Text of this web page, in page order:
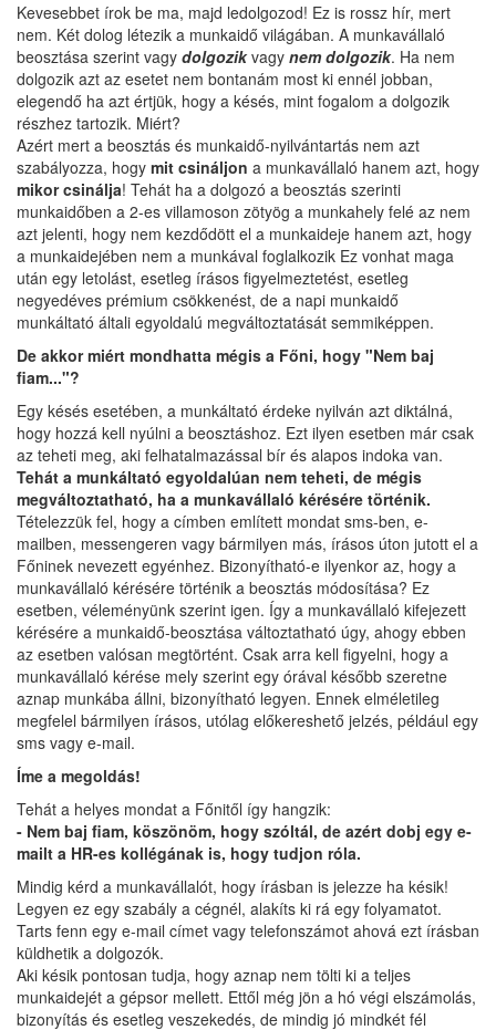
Kevesebbet írok be ma, majd ledolgozod! Ez is rossz hír, mert
nem. Két dolog létezik a munkaidő világában. A munkavállaló
beosztása szerint vagy dolgozik vagy nem dolgozik. Ha nem
dolgozik azt az esetet nem bontanám most ki ennél jobban,
elegendő ha azt értjük, hogy a késés, mint fogalom a dolgozik
részhez tartozik. Miért?
Azért mert a beosztás és munkaidő-nyilvántartás nem azt
szabályozza, hogy mit csináljon a munkavállaló hanem azt, hogy
mikor csinálja! Tehát ha a dolgozó a beosztás szerinti
munkaidőben a 2-es villamoson zötyög a munkahely felé az nem
azt jelenti, hogy nem kezdődött el a munkaideje hanem azt, hogy
a munkaidejében nem a munkával foglalkozik Ez vonhat maga
után egy letolást, esetleg írásos figyelmeztetést, esetleg
negyedéves prémium csökkenést, de a napi munkaidő
munkáltató általi egyoldalú megváltoztatását semmiképpen.
De akkor miért mondhatta mégis a Főni, hogy "Nem baj
fiam..."?
Egy késés esetében, a munkáltató érdeke nyilván azt diktálná,
hogy hozzá kell nyúlni a beosztáshoz. Ezt ilyen esetben már csak
az teheti meg, aki felhatalmazással bír és alapos indoka van.
Tehát a munkáltató egyoldalúan nem teheti, de mégis
megváltoztatható, ha a munkavállaló kérésére történik.
Tételezzük fel, hogy a címben említett mondat sms-ben, e-
mailben, messengeren vagy bármilyen más, írásos úton jutott el a
Főninek nevezett egyénhez. Bizonyítható-e ilyenkor az, hogy a
munkavállaló kérésére történik a beosztás módosítása? Ez
esetben, véleményünk szerint igen. Így a munkavállaló kifejezett
kérésére a munkaidő-beosztása változtatható úgy, ahogy ebben
az esetben valósan megtörtént. Csak arra kell figyelni, hogy a
munkavállaló kérése mely szerint egy órával később szeretne
aznap munkába állni, bizonyítható legyen. Ennek elméletileg
megfelel bármilyen írásos, utólag előkereshető jelzés, például egy
sms vagy e-mail.
Íme a megoldás!
Tehát a helyes mondat a Főnitől így hangzik:
- Nem baj fiam, köszönöm, hogy szóltál, de azért dobj egy e-
mailt a HR-es kollégának is, hogy tudjon róla.
Mindig kérd a munkavállalót, hogy írásban is jelezze ha késik!
Legyen ez egy szabály a cégnél, alakíts ki rá egy folyamatot.
Tarts fenn egy e-mail címet vagy telefonszámot ahová ezt írásban
küldhetik a dolgozók.
Aki késik pontosan tudja, hogy aznap nem tölti ki a teljes
munkaidejét a gépsor mellett. Ettől még jön a hó végi elszámolás,
bizonyítás és esetleg veszekedés, de mindig jó mindkét fél